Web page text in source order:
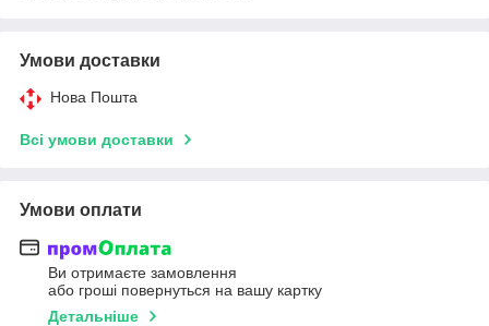
Умови доставки
Нова Пошта
Всі умови доставки
Умови оплати
Ви отримаєте замовлення
або гроші повернуться на вашу картку
Детальніше